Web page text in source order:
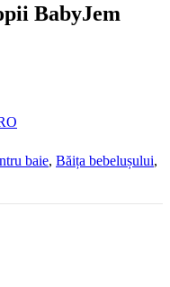
BabyJem
baie, Băița bebelușului,